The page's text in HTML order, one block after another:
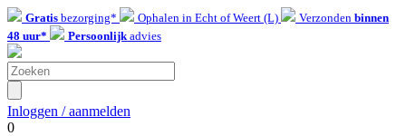
Gratis bezorging* Ophalen in Echt of Weert (L) Verzonden binnen
48 uur*
Persoonlijkadvies
Inloggen / aanmelden
0